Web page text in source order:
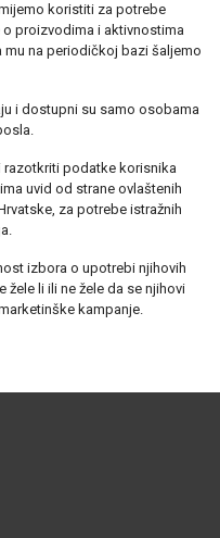
koristiti za potrebe
proizvodima i aktivnostima
na periodičkoj bazi šaljemo
i dostupni su samo osobama
razotkriti podatke korisnika
uvid od strane ovlaštenih
za potrebe istražnih
izbora o upotrebi njihovih
li ili ne žele da se njihovi
kampanje.